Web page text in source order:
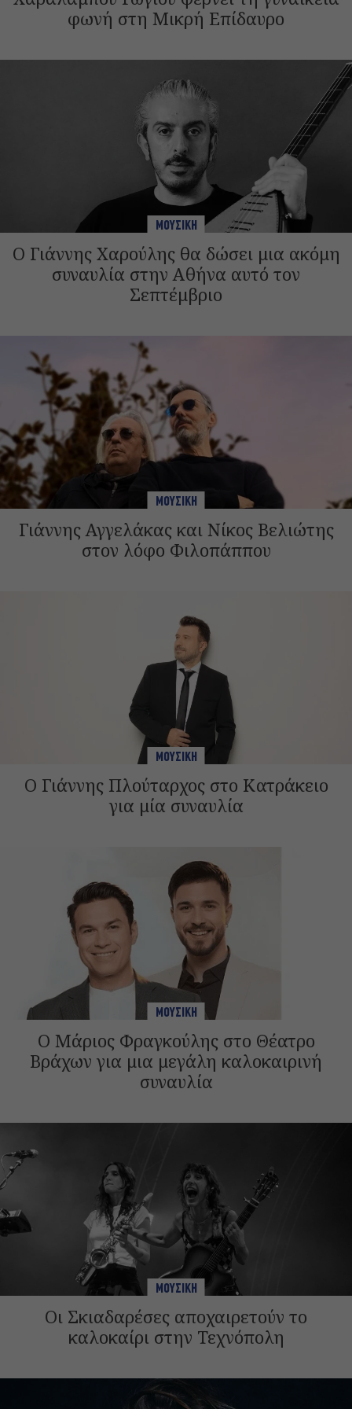
φωνή στη Μικρή Επίδαυρο
ΜΟΥΣΙΚΗ
Ο Γιάννης Χαρούλης θα δώσει μια ακόμη
συναυλία στην Αθήνα αυτό τον
Σεπτέμβριο
ΜΟΥΣΙΚΗ
Γιάννης Αγγελάκας και Νίκος Βελιώτης
στον λόφο Φιλοπάππου
ΜΟΥΣΙΚΗ
Ο Γιάννης Πλούταρχος στο Κατράκειο
για μία συναυλία
ΜΟΥΣΙΚΗ
Ο Μάριος Φραγκούλης στο Θέατρο
Βράχων για μια μεγάλη καλοκαιρινή
συναυλία
ΜΟΥΣΙΚΗ
Οι Σκιαδαρέσες αποχαιρετούν το
καλοκαίρι στην Τεχνόπολη